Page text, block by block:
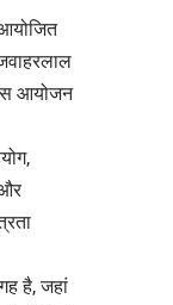
आयोजन
है, जहां